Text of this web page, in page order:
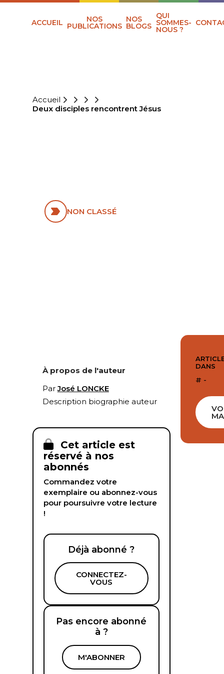
ACCUEIL NOS
PUBLICATIONS
NOS
BLOGS
QUI
SOMMES-
NOUS ?
Accueil
Deux disciples rencontrent Jésus
NON CLASSÉ
À propos de l'auteur
ParJosé LONCKE
Description biographie auteur
Cet article est
réservé à nos
abonnés
Commandez votre
exemplaire ou abonnez-vous
pour poursuivre votre lecture
!
Déjà abonné ?
CONNECTEZ-
VOUS
Pas encore abonné
à ?
M'ABONNER
DANS
# -